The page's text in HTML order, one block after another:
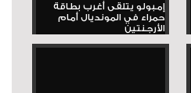
إمبولو يتلقى أغرب بطاقة
حمراء في المونديال أمام
الأرجنتين